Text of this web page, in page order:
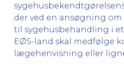
sygehusbekendtgørelsens
der ved en ansøgning
til sygehusbehandling i
EØS-land skal medfølge
lægehenvisning eller